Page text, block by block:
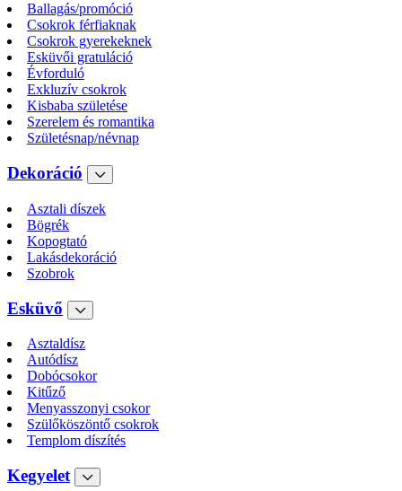
Ballagás/promóció
Csokrok férfiaknak
Csokrok gyerekeknek
Esküvői gratuláció
Évforduló
Exkluzív csokrok
Kisbaba születése
Szerelem és romantika
Születésnap/névnap
Dekoráció
Asztali díszek
Bögrék
Kopogtató
Lakásdekoráció
Szobrok
Esküvő
Asztaldísz
Autódísz
Dobócsokor
Kitűző
Menyasszonyi csokor
Szülőköszöntő csokrok
Templom díszítés
Kegyelet